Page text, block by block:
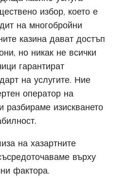
избор, което е
на многобройни
казина дават достъп
но никак не всички
гарантират
на услугите. Ние
оператор на
разбираме изискването
на хазартните
върху
фактора.